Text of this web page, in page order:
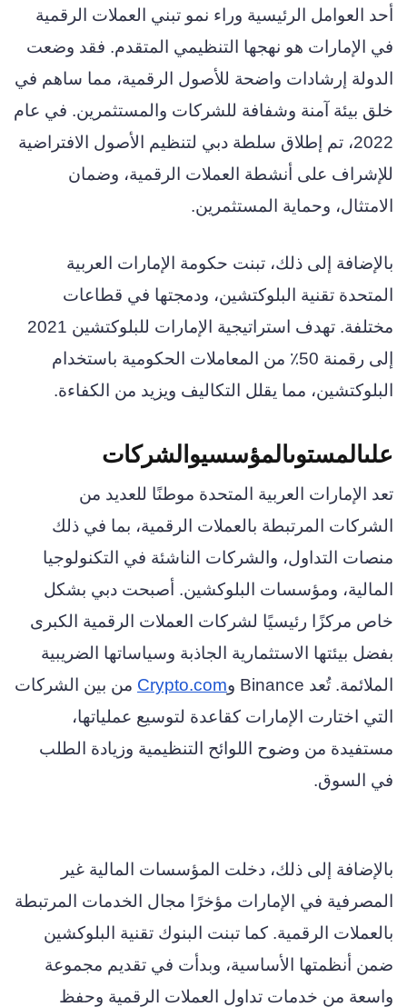
أحد العوامل الرئيسية وراء نمو تبني العملات الرقمية
في الإمارات هو نهجها التنظيمي المتقدم. فقد وضعت
الدولة إرشادات واضحة للأصول الرقمية، مما ساهم في
خلق بيئة آمنة وشفافة للشركات والمستثمرين. في عام
2022، تم إطلاق سلطة دبي لتنظيم الأصول الافتراضية
للإشراف على أنشطة العملات الرقمية، وضمان
الامتثال، وحماية المستثمرين.
بالإضافة إلى ذلك، تبنت حكومة الإمارات العربية
المتحدة تقنية البلوكتشين، ودمجتها في قطاعات
مختلفة. تهدف استراتيجية الإمارات للبلوكتشين 2021
إلى رقمنة 50٪ من المعاملات الحكومية باستخدام
البلوكتشين، مما يقلل التكاليف ويزيد من الكفاءة.
علىالمستوىالمؤسسيوالشركات
تعد الإمارات العربية المتحدة موطنًا للعديد من
الشركات المرتبطة بالعملات الرقمية، بما في ذلك
منصات التداول، والشركات الناشئة في التكنولوجيا
المالية، ومؤسسات البلوكشين. أصبحت دبي بشكل
خاص مركزًا رئيسيًا لشركات العملات الرقمية الكبرى
بفضل بيئتها الاستثمارية الجاذبة وسياساتها الضريبية
الملائمة. تُعد Binance و
Crypto.com من بين الشركات
التي اختارت الإمارات كقاعدة لتوسيع عملياتها،
مستفيدة من وضوح اللوائح التنظيمية وزيادة الطلب
في السوق.
بالإضافة إلى ذلك، دخلت المؤسسات المالية غير
المصرفية في الإمارات مؤخرًا مجال الخدمات المرتبطة
بالعملات الرقمية. كما تبنت البنوك تقنية البلوكشين
ضمن أنظمتها الأساسية، وبدأت في تقديم مجموعة
واسعة من خدمات تداول العملات الرقمية وحفظ